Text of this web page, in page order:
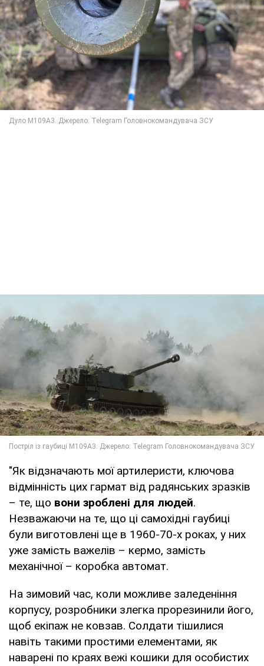
"Як відзначають мої артилеристи, ключова
відмінність цих гармат від радянських зразків
– те, що вони зроблені для людей.
Незважаючи на те, що ці самохідні гаубиці
були виготовлені ще в 1960-70-х роках, у них
уже замість важелів – кермо, замість
механічної – коробка автомат.
На зимовий час, коли можливе заледеніння
корпусу, розробники злегка прорезинили його,
щоб екіпаж не ковзав. Солдати тішилися
навіть такими простими елементами, як
наварені по краях вежі кошики для особистих